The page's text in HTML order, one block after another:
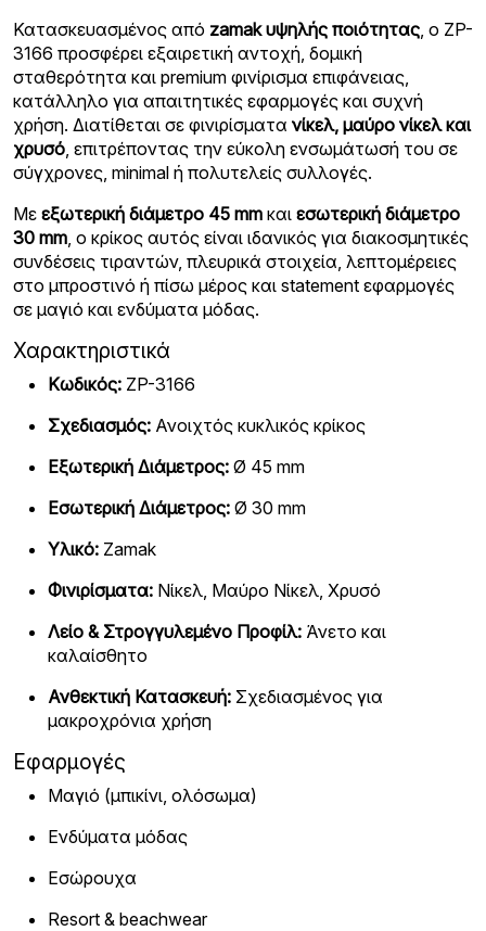
Κατασκευασμένος από zamak υψηλής ποιότητας, ο ZP-
3166 προσφέρει εξαιρετική αντοχή, δομική
σταθερότητα και premium φινίρισμα επιφάνειας,
κατάλληλο για απαιτητικές εφαρμογές και συχνή
χρήση. Διατίθεται σε φινιρίσματα νίκελ, μαύρο νίκελ και
χρυσό, επιτρέποντας την εύκολη ενσωμάτωσή του σε
σύγχρονες, minimal ή πολυτελείς συλλογές.
Με εξωτερική διάμετρο 45 mm και εσωτερική διάμετρο
30 mm, ο κρίκος αυτός είναι ιδανικός για διακοσμητικές
συνδέσεις τιραντών, πλευρικά στοιχεία, λεπτομέρειες
στο μπροστινό ή πίσω μέρος και statement εφαρμογές
σε μαγιό και ενδύματα μόδας.
Χαρακτηριστικά
Κωδικός: ZP-3166
Σχεδιασμός: Ανοιχτός κυκλικός κρίκος
Εξωτερική Διάμετρος: Ø 45 mm
Εσωτερική Διάμετρος: Ø 30 mm
Υλικό: Zamak
Φινιρίσματα: Νίκελ, Μαύρο Νίκελ, Χρυσό
Λείο & Στρογγυλεμένο Προφίλ: Άνετο και
καλαίσθητο
Ανθεκτική Κατασκευή: Σχεδιασμένος για
μακροχρόνια χρήση
Εφαρμογές
Μαγιό (μπικίνι, ολόσωμα)
Ενδύματα μόδας
Εσώρουχα
Resort & beachwear